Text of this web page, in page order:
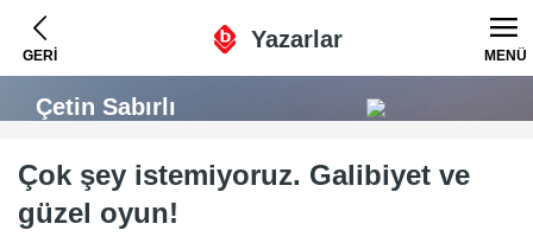
GERİ
Yazarlar
MENÜ
Çetin Sabırlı
Çok şey istemiyoruz. Galibiyet ve
güzel oyun!